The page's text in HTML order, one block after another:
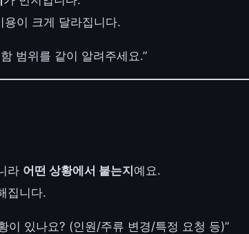
이 크게 달라집니다.
범위를 같이 알려주세요.”
라 어떤 상황에서 붙는지예요.
집니다.
이 있나요? (인원/주류 변경/특정 요청 등)”